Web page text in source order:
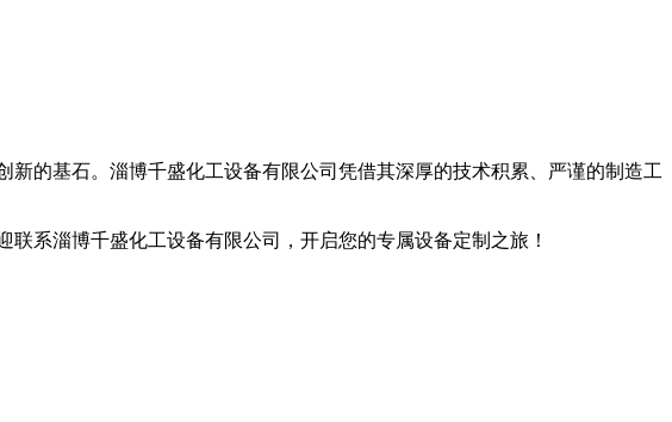
的基石。淄博千盛化工设备有限公司凭借其深厚的技术积累、严谨的制造工
系淄博千盛化工设备有限公司，开启您的专属设备定制之旅！